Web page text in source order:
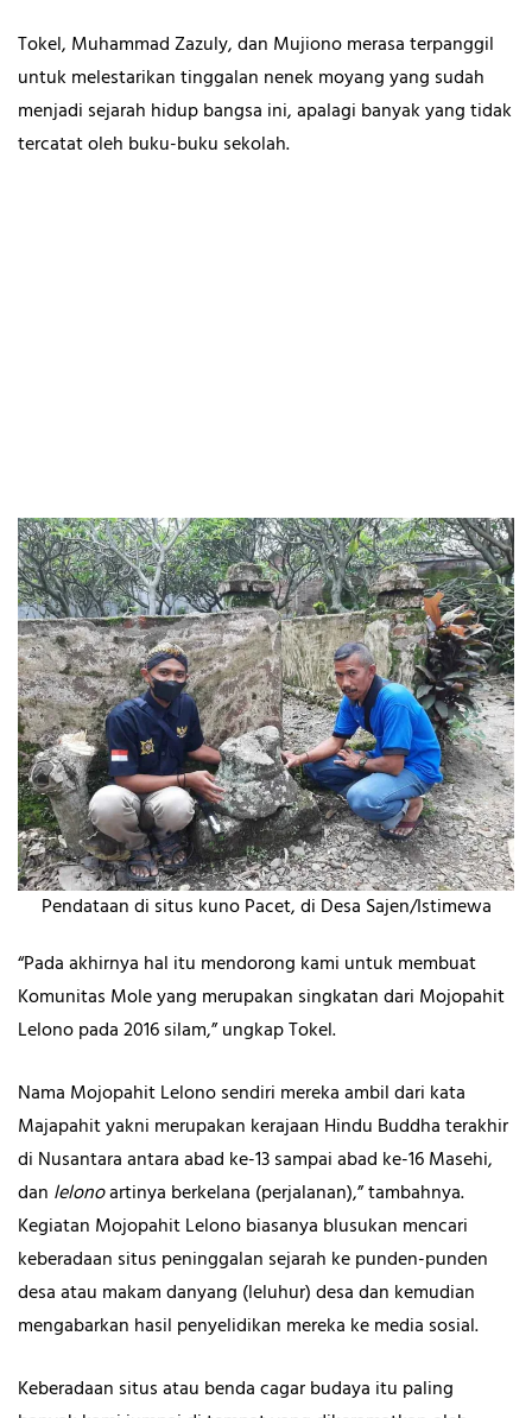
Tokel, Muhammad Zazuly, dan Mujiono merasa terpanggil
untuk melestarikan tinggalan nenek moyang yang sudah
menjadi sejarah hidup bangsa ini, apalagi banyak yang tidak
tercatat oleh buku-buku sekolah.
Pendataan di situs kuno Pacet, di Desa Sajen/Istimewa
“Pada akhirnya hal itu mendorong kami untuk membuat
Komunitas Mole yang merupakan singkatan dari Mojopahit
Lelono pada 2016 silam,” ungkap Tokel.
Nama Mojopahit Lelono sendiri mereka ambil dari kata
Majapahit yakni merupakan kerajaan Hindu Buddha terakhir
di Nusantara antara abad ke-13 sampai abad ke-16 Masehi,
dan lelonoartinya berkelana (perjalanan),” tambahnya.
Kegiatan Mojopahit Lelono biasanya blusukan mencari
keberadaan situs peninggalan sejarah ke punden-punden
desa atau makam danyang (leluhur) desa dan kemudian
mengabarkan hasil penyelidikan mereka ke media sosial.
Keberadaan situs atau benda cagar budaya itu paling